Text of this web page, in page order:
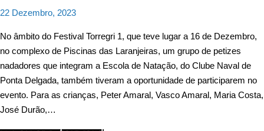
22 Dezembro, 2023
No âmbito do Festival Torregri 1, que teve lugar a 16 de Dezembro,
no complexo de Piscinas das Laranjeiras, um grupo de petizes
nadadores que integram a Escola de Natação, do Clube Naval de
Ponta Delgada, também tiveram a oportunidade de participarem no
evento. Para as crianças, Peter Amaral, Vasco Amaral, Maria Costa,
José Durão,…